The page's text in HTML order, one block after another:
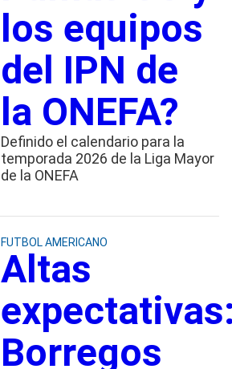
los equipos
del IPN de
la ONEFA?
Definido el calendario para la
temporada 2026 de la Liga Mayor
de la ONEFA
FUTBOL AMERICANO
Altas
Borregos